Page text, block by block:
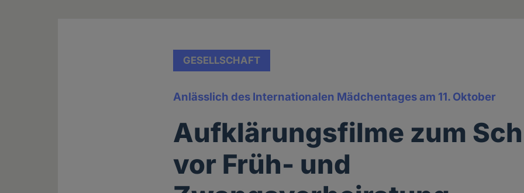
GESELLSCHAFT
Anlässlich des Internationalen Mädchentages am 11. Oktober
Aufklärungsfilme zum
vor Früh- und